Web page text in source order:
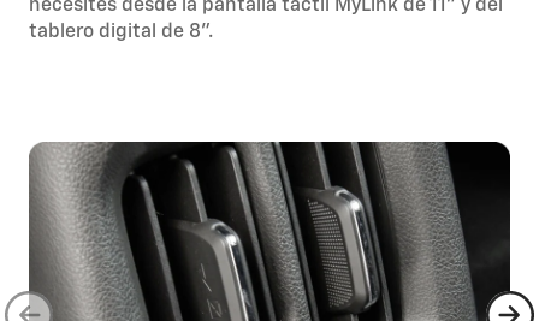
necesites desde la pantalla táctil MyLink de 11” y del
tablero digital de 8”.